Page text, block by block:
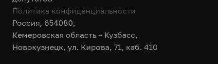
Политика конфиденциальности
Россия, 654080,
Кемеровская область – Кузбасс,
Новокузнецк, ул. Кирова, 71, каб. 410